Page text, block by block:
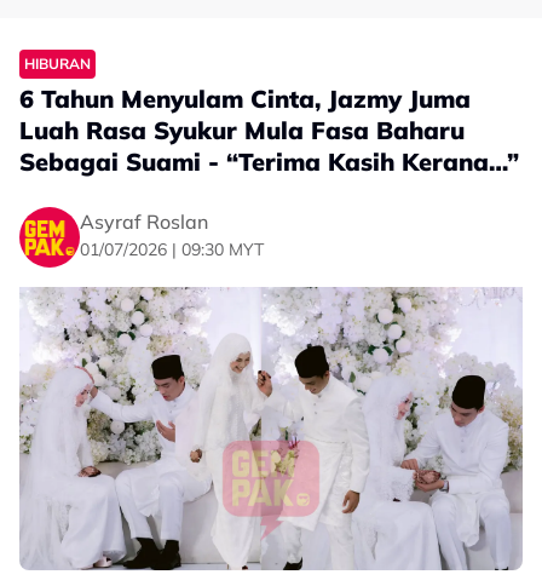
HIBURAN
6 Tahun Menyulam Cinta, Jazmy Juma
Luah Rasa Syukur Mula Fasa Baharu
Sebagai Suami - “Terima Kasih Kerana…”
Asyraf Roslan
01/07/2026 | 09:30 MYT